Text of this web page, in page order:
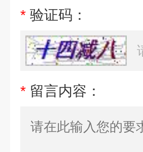
* 验证码：
* 留言内容：